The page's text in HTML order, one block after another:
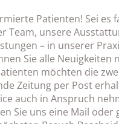
Patienten! Sei es
Team, unsere
– in unserer
Sie alle Neuigkeiten
möchten die
Zeitung per Post
auch in Anspruch
Sie uns eine Mail oder